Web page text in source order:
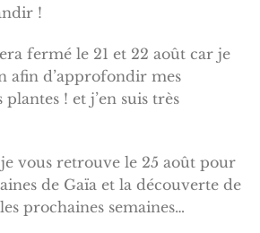
!
fermé le 21 et 22 août car je
afin d’approfondir mes
plantes ! et j’en suis très
je vous retrouve le 25 août pour
de Gaïa et la découverte de
prochaines semaines…